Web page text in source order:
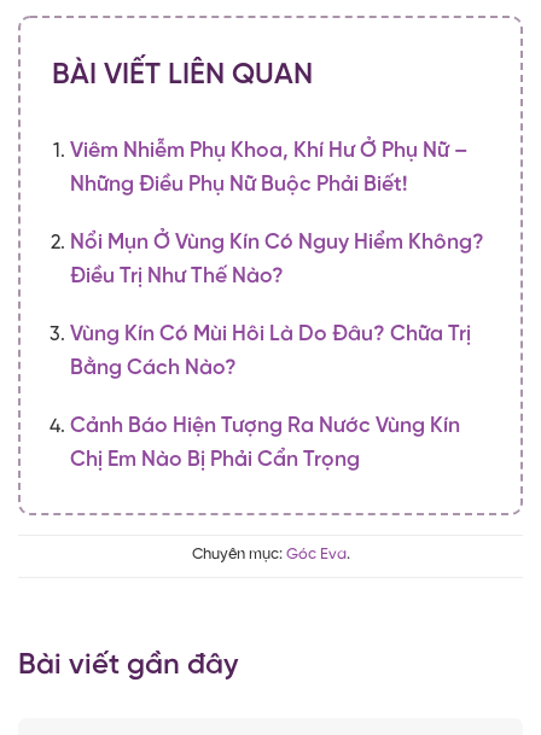
BÀI VIẾT LIÊN QUAN
Viêm Nhiễm Phụ Khoa, Khí Hư Ở Phụ Nữ –
Những Điều Phụ Nữ Buộc Phải Biết!
Nổi Mụn Ở Vùng Kín Có Nguy Hiểm Không?
Điều Trị Như Thế Nào?
Vùng Kín Có Mùi Hôi Là Do Đâu? Chữa Trị
Bằng Cách Nào?
Cảnh Báo Hiện Tượng Ra Nước Vùng Kín
Chị Em Nào Bị Phải Cẩn Trọng
Chuyên mục: Góc Eva.
Bài viết gần đây